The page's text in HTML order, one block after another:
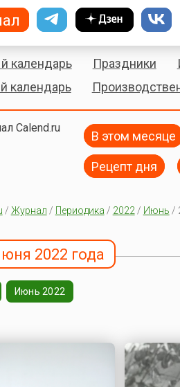
календарь Праздники
календарь
В этом месяце
Рецепт дня
/ Журнал / Периодика / 2022 / Июнь /
2022 года
Июнь 2022